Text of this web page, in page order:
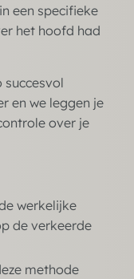
een specifieke
het hoofd had
succesvol
en we leggen je
over je
werkelijke
de verkeerde
methode